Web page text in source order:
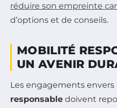
réduire son empreinte
d’options et de conseils.
MOBILITÉ
UN AVENIR
Les engagements envers
responsable doivent